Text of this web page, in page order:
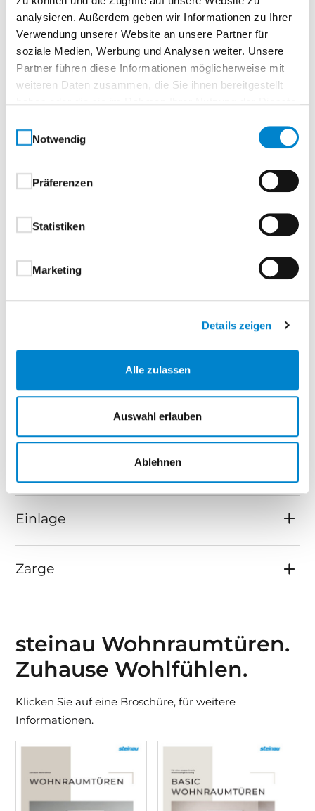
analysieren. Außerdem geben wir Informationen zu Ihrer
Verwendung unserer Website an unsere Partner für
soziale Medien, Werbung und Analysen weiter. Unsere
Partner führen diese Informationen möglicherweise mit
weiteren Daten zusammen, die Sie ihnen bereitgestellt
Notwendig
Präferenzen
Statistiken
Marketing
Details zeigen
Alle zulassen
Auswahl erlauben
Ablehnen
Farben und Dekor
Türblatt Vergleichstabelle
Cava
Produktspezifikationen
Varianten
Kante und Schmalfläche
Einlage
Zarge
steinau Wohnraumtüren.
Zuhause Wohlfühlen.
Klicken Sie auf eine Broschüre, für weitere
Informationen.